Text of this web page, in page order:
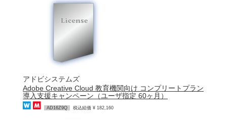
アドビシステムズ
Adobe Creative Cloud 教育機関向け コンプリートプラン
導入支援キャンペーン（ユーザ指定 60ヶ月）
AD16Z9Q 税込組価 ¥ 182,160